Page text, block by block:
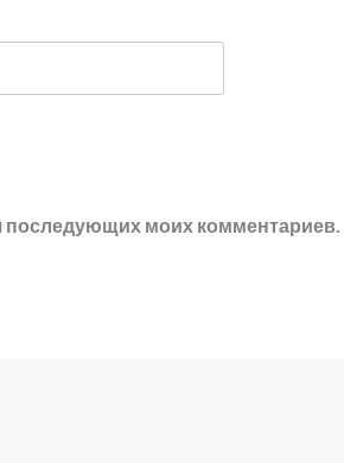
последующих моих комментариев.